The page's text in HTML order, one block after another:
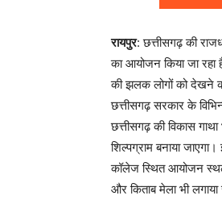
रायपुर: छत्तीसगढ़ की
का आयोजन किया जा
की झलक लोगों को देखने
छत्तीसगढ़ सरकार के
छत्तीसगढ़ की विकास
शिल्पग्राम बनाया
कॉलेज स्थित आयोजन स्थल
और किताब मेला भी लगाया